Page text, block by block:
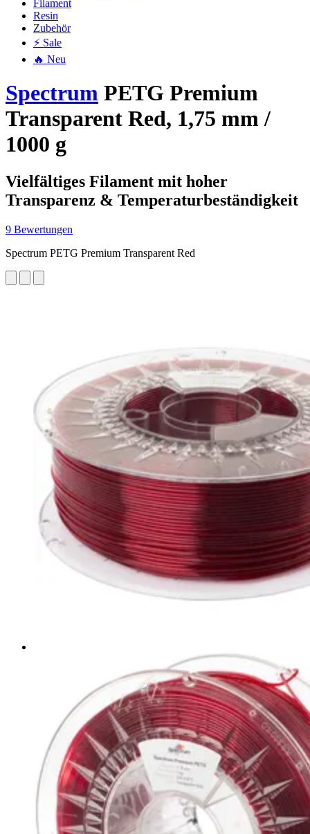
Filament
Resin
Zubehör
⚡ Sale
🔥 Neu
Spectrum PETG Premium
Transparent Red, 1,75 mm /
1000 g
Vielfältiges Filament mit hoher
Transparenz & Temperaturbeständigkeit
9 Bewertungen
Spectrum PETG Premium Transparent Red